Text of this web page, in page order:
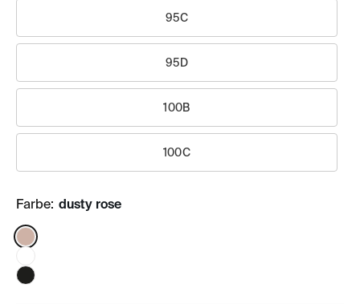
95C
95D
100B
100C
Farbe: dusty rose
Color: